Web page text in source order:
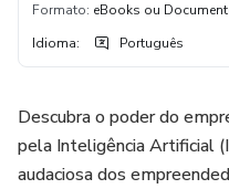
Formato: eBooks ou
Idioma: Português
Descubra o poder do
pela Inteligência Artificial
audaciosa dos